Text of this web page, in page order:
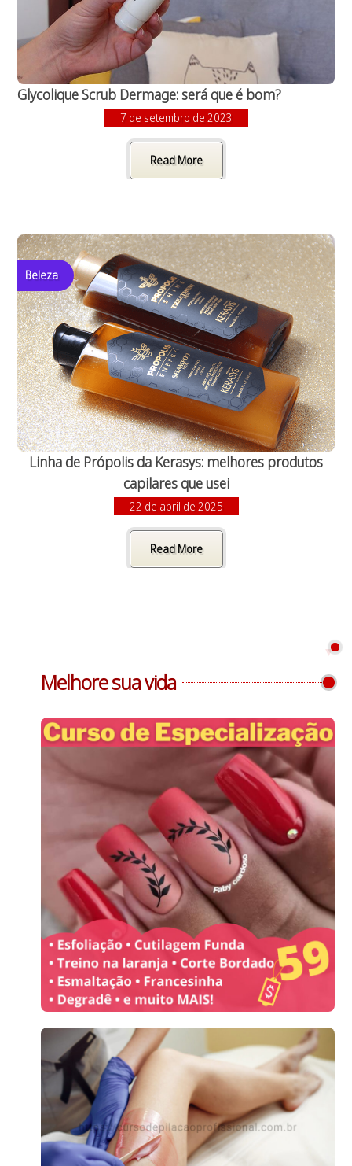
Glycolique Scrub Dermage: será que é bom?
7 de setembro de 2023
Read More
Beleza
Linha de Própolis da Kerasys: melhores produtos
capilares que usei
22 de abril de 2025
Read More
Melhore sua vida